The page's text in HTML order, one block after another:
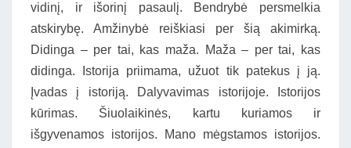
vidinį, ir išorinį pasaulį. Bendrybė persmelkia
atskirybę. Amžinybė reiškiasi per šią akimirką.
Didinga – per tai, kas maža. Maža – per tai, kas
didinga. Istorija priimama, užuot tik patekus į ją.
Įvadas į istoriją. Dalyvavimas istorijoje. Istorijos
kūrimas. Šiuolaikinės, kartu kuriamos ir
išgyvenamos istorijos. Mano mėgstamos istorijos.